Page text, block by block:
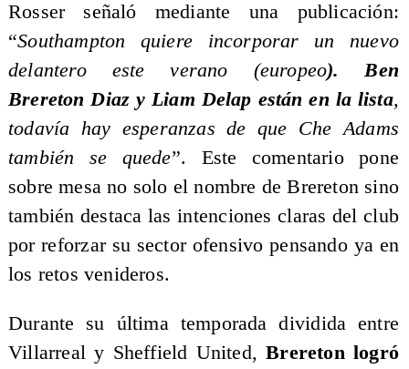
Rosser señaló mediante una publicación:
“Southampton quiere incorporar un nuevo
delantero este verano (europeo). Ben
Brereton Diaz y Liam Delap están en la lista,
todavía hay esperanzas de que Che Adams
también se quede”. Este comentario pone
sobre mesa no solo el nombre de Brereton sino
también destaca las intenciones claras del club
por reforzar su sector ofensivo pensando ya en
los retos venideros.
Durante su última temporada dividida entre
Villarreal y Sheffield United,Brereton logró